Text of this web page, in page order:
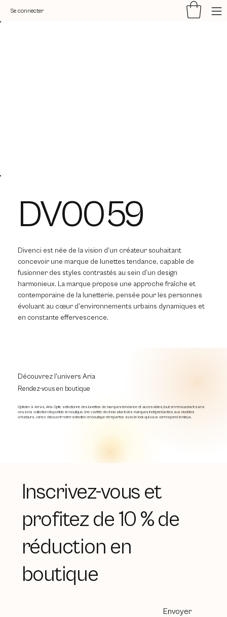
Se connecter
DV0059
Divenci est née de la vision d’un créateur souhaitant
concevoir une marque de lunettes tendance, capable de
fusionner des styles contrastés au sein d’un design
harmonieux. La marque propose une approche fraîche et
contemporaine de la lunetterie, pensée pour les personnes
évoluant au cœur d’environnements urbains dynamiques et
en constante effervescence.
Rendez-vous en boutique
Découvrez l'univers Aria
Opticien à Arras, Aria Optic sélectionne des lunettes de marques tendance et accessibles, tout en renouvelant sans
cesse la collection disponible en boutique. Une variété de choix allant des marques indépendantes aux modèles
créateurs, venez découvrir notre sélection en boutique et repartez avec le look qui vous correspond le mieux.
Inscrivez-vous et
profitez de 10 % de
réduction en
boutique
Envoyer